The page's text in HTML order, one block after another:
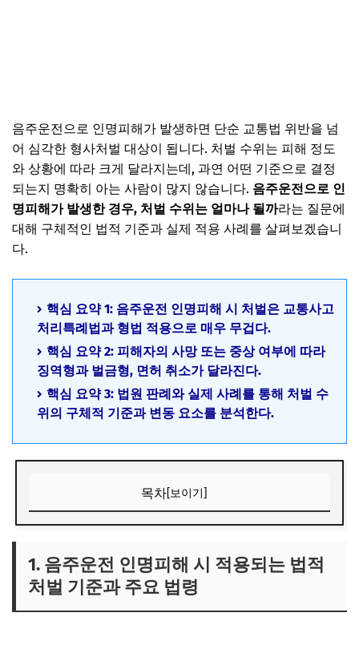
음주운전으로 인명피해가 발생하면 단순 교통법 위반을 넘
어 심각한 형사처벌 대상이 됩니다. 처벌 수위는 피해 정도
와 상황에 따라 크게 달라지는데, 과연 어떤 기준으로 결정
되는지 명확히 아는 사람이 많지 않습니다. 음주운전으로 인
명피해가 발생한 경우, 처벌 수위는 얼마나 될까라는 질문에
대해 구체적인 법적 기준과 실제 적용 사례를 살펴보겠습니
다.
핵심 요약 1: 음주운전 인명피해 시 처벌은 교통사고
처리특례법과 형법 적용으로 매우 무겁다.
핵심 요약 2: 피해자의 사망 또는 중상 여부에 따라
징역형과 벌금형, 면허 취소가 달라진다.
핵심 요약 3: 법원 판례와 실제 사례를 통해 처벌 수
위의 구체적 기준과 변동 요소를 분석한다.
목차[보이기]
1) 음주운전 사고에 적용되는 주요 법률과 처벌 체계
1. 음주운전 인명피해 시 적용되는 법적
처벌 기준과 주요 법령